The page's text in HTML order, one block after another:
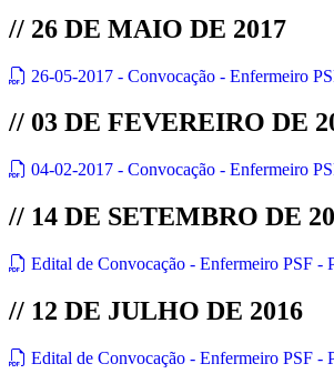
// 26 DE MAIO DE 2017
26-05-2017 - Convocação - Enfermeiro
// 03 DE FEVEREIRO DE
04-02-2017 - Convocação - Enfermeiro
// 14 DE SETEMBRO DE
Edital de Convocação - Enfermeiro PSF -
// 12 DE JULHO DE 2016
Edital de Convocação - Enfermeiro PSF -